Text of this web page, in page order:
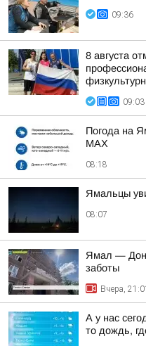
09:36
8 августа
09:03
Погода на
MAX
08:18
Ямальцы
08:07
Ямал —
заботы
Вчера, 21:01
А у нас
то дождь,